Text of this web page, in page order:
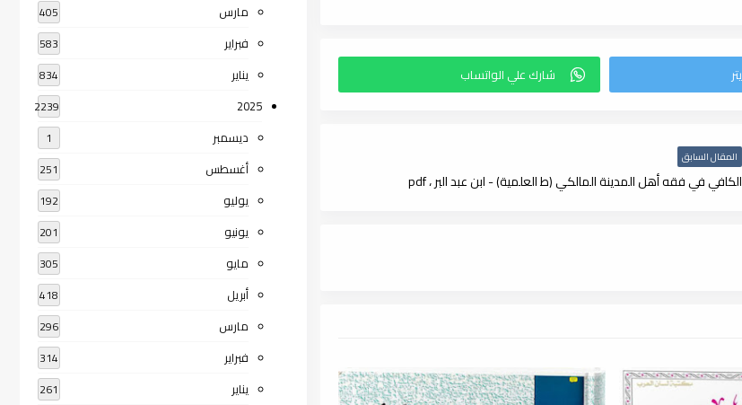
المقال السابق
الكافي في فقه أهل المدينة المالكي (ط العلمية) - ابن عبد البر ، pdf
مارس 405
فبراير 583
يناير 834
2025
2239
ديسمبر 1
أغسطس 251
يوليو 192
يونيو 201
مايو 305
أبريل 418
مارس 296
فبراير 314
يناير 261